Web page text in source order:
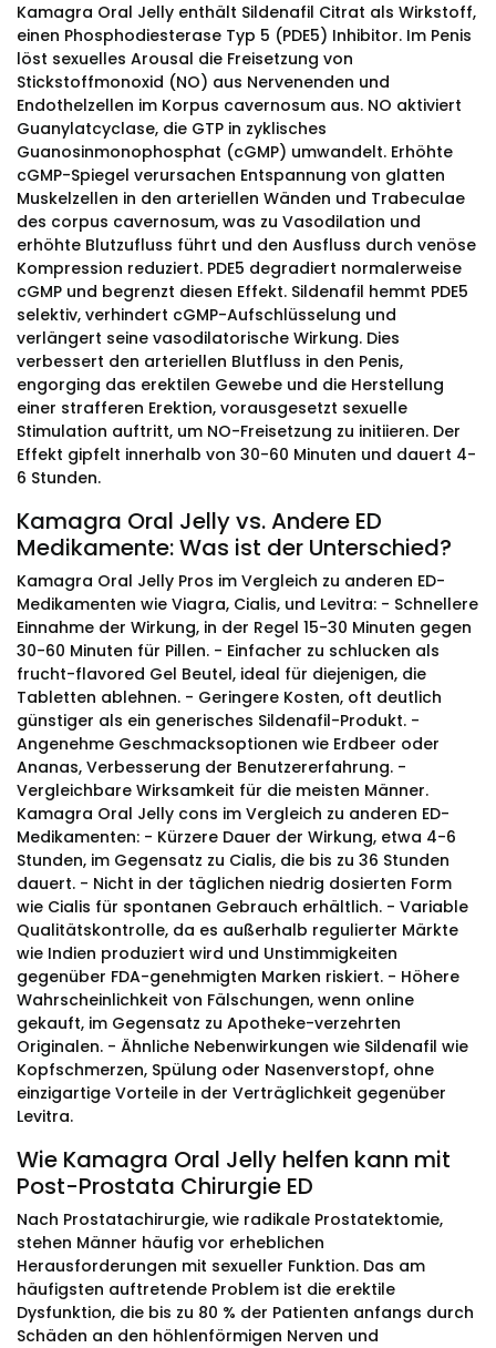
Kamagra Oral Jelly enthält Sildenafil Citrat als Wirkstoff,
einen Phosphodiesterase Typ 5 (PDE5) Inhibitor. Im Penis
löst sexuelles Arousal die Freisetzung von
Stickstoffmonoxid (NO) aus Nervenenden und
Endothelzellen im Korpus cavernosum aus. NO aktiviert
Guanylatcyclase, die GTP in zyklisches
Guanosinmonophosphat (cGMP) umwandelt. Erhöhte
cGMP-Spiegel verursachen Entspannung von glatten
Muskelzellen in den arteriellen Wänden und Trabeculae
des corpus cavernosum, was zu Vasodilation und
erhöhte Blutzufluss führt und den Ausfluss durch venöse
Kompression reduziert. PDE5 degradiert normalerweise
cGMP und begrenzt diesen Effekt. Sildenafil hemmt PDE5
selektiv, verhindert cGMP-Aufschlüsselung und
verlängert seine vasodilatorische Wirkung. Dies
verbessert den arteriellen Blutfluss in den Penis,
engorging das erektilen Gewebe und die Herstellung
einer strafferen Erektion, vorausgesetzt sexuelle
Stimulation auftritt, um NO-Freisetzung zu initiieren. Der
Effekt gipfelt innerhalb von 30-60 Minuten und dauert 4-
6 Stunden.
Kamagra Oral Jelly vs. Andere ED
Medikamente: Was ist der Unterschied?
Kamagra Oral Jelly Pros im Vergleich zu anderen ED-
Medikamenten wie Viagra, Cialis, und Levitra: - Schnellere
Einnahme der Wirkung, in der Regel 15-30 Minuten gegen
30-60 Minuten für Pillen. - Einfacher zu schlucken als
frucht-flavored Gel Beutel, ideal für diejenigen, die
Tabletten ablehnen. - Geringere Kosten, oft deutlich
günstiger als ein generisches Sildenafil-Produkt. -
Angenehme Geschmacksoptionen wie Erdbeer oder
Ananas, Verbesserung der Benutzererfahrung. -
Vergleichbare Wirksamkeit für die meisten Männer.
Kamagra Oral Jelly cons im Vergleich zu anderen ED-
Medikamenten: - Kürzere Dauer der Wirkung, etwa 4-6
Stunden, im Gegensatz zu Cialis, die bis zu 36 Stunden
dauert. - Nicht in der täglichen niedrig dosierten Form
wie Cialis für spontanen Gebrauch erhältlich. - Variable
Qualitätskontrolle, da es außerhalb regulierter Märkte
wie Indien produziert wird und Unstimmigkeiten
gegenüber FDA-genehmigten Marken riskiert. - Höhere
Wahrscheinlichkeit von Fälschungen, wenn online
gekauft, im Gegensatz zu Apotheke-verzehrten
Originalen. - Ähnliche Nebenwirkungen wie Sildenafil wie
Kopfschmerzen, Spülung oder Nasenverstopf, ohne
einzigartige Vorteile in der Verträglichkeit gegenüber
Levitra.
Wie Kamagra Oral Jelly helfen kann mit
Post-Prostata Chirurgie ED
Nach Prostatachirurgie, wie radikale Prostatektomie,
stehen Männer häufig vor erheblichen
Herausforderungen mit sexueller Funktion. Das am
häufigsten auftretende Problem ist die erektile
Dysfunktion, die bis zu 80 % der Patienten anfangs durch
Schäden an den höhlenförmigen Nerven und